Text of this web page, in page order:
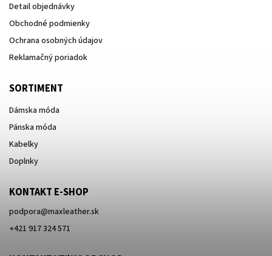
Detail objednávky
Obchodné podmienky
Ochrana osobných údajov
Reklamačný poriadok
SORTIMENT
Dámska móda
Pánska móda
Kabelky
Doplnky
KONTAKT E-SHOP
podpora@maxleather.sk
+421 917 324 571